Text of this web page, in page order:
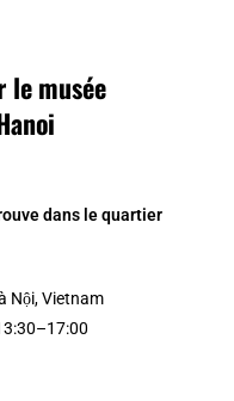
musée
dans le quartier
Nội, Vietnam